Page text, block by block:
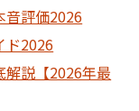
音評価2026
ド2026
解説【2026年最